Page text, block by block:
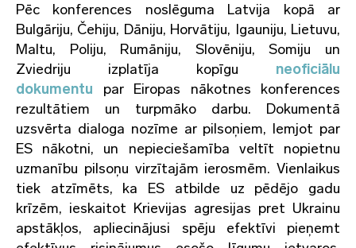
Pēc konferences noslēguma Latvija kopā ar
Bulgāriju, Čehiju, Dāniju, Horvātiju, Igauniju, Lietuvu,
Maltu, Poliju, Rumāniju, Slovēniju, Somiju un
Zviedriju izplatīja kopīgu neoficiālu
dokumentu par Eiropas nākotnes konferences
rezultātiem un turpmāko darbu. Dokumentā
uzsvērta dialoga nozīme ar pilsoņiem, lemjot par
ES nākotni, un nepieciešamība veltīt nopietnu
uzmanību pilsoņu virzītajām ierosmēm. Vienlaikus
tiek atzīmēts, ka ES atbilde uz pēdējo gadu
krīzēm, ieskaitot Krievijas agresijas pret Ukrainu
apstākļos, apliecinājusi spēju efektīvi pieņemt